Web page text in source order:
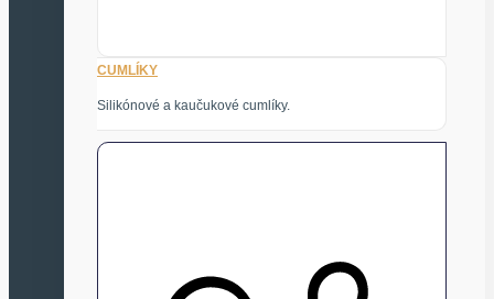
CUMLÍKY
Silikónové a kaučukové cumlíky.